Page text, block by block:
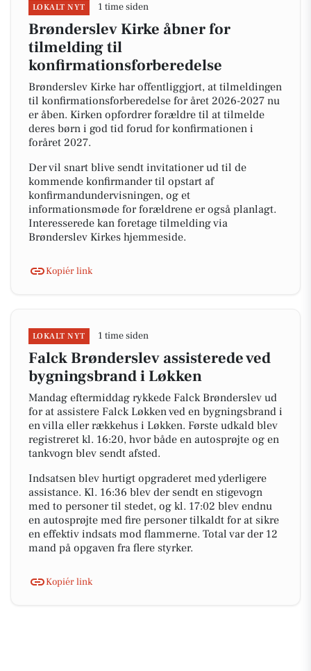
LOKALT NYT 1 time siden
Brønderslev Kirke åbner for
tilmelding til
konfirmationsforberedelse
Brønderslev Kirke har offentliggjort, at tilmeldingen
til konfirmationsforberedelse for året 2026-2027 nu
er åben. Kirken opfordrer forældre til at tilmelde
deres børn i god tid forud for konfirmationen i
foråret 2027.
Der vil snart blive sendt invitationer ud til de
kommende konfirmander til opstart af
konfirmandundervisningen, og et
informationsmøde for forældrene er også planlagt.
Interesserede kan foretage tilmelding via
Brønderslev Kirkes hjemmeside.
Kopiér link
LOKALT NYT 1 time siden
Falck Brønderslev assisterede ved
bygningsbrand i Løkken
Mandag eftermiddag rykkede Falck Brønderslev ud
for at assistere Falck Løkken ved en bygningsbrand i
en villa eller rækkehus i Løkken. Første udkald blev
registreret kl. 16:20, hvor både en autosprøjte og en
tankvogn blev sendt afsted.
Indsatsen blev hurtigt opgraderet med yderligere
assistance. Kl. 16:36 blev der sendt en stigevogn
med to personer til stedet, og kl. 17:02 blev endnu
en autosprøjte med fire personer tilkaldt for at sikre
en effektiv indsats mod flammerne. Total var der 12
mand på opgaven fra flere styrker.
Kopiér link